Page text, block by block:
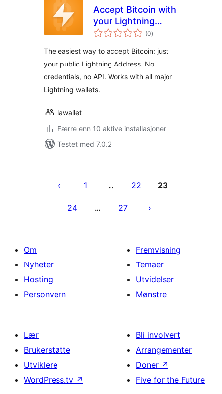
Accept Bitcoin with
your Lightning
Address
(0totale
vurderinger
)
The easiest way to accept Bitcoin: just
your public Lightning Address. No
credentials, no API. Works with all major
Lightning wallets.
lawallet
Færre enn 10 aktive installasjoner
Testet med 7.0.2
1 … 22 23
24 … 27
Om
Nyheter
Hosting
Personvern
Fremvisning
Temaer
Utvidelser
Mønstre
Lær
Brukerstøtte
Utviklere
WordPress.tv ↗
Bli involvert
Arrangementer
Doner ↗
Five for the Future